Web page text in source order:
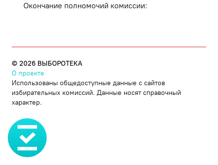
Окончание полномочий комиссии:
© 2026 ВЫБОРОТЕКА
О проекте
Использованы общедоступные данные с сайтов
избирательных комиссий. Данные носят справочный
характер.